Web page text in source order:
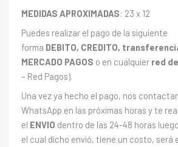
MEDIDAS APROXIMADAS: 23 x 12
Puedes realizar el pago de la siguiente
forma DEBITO, CREDITO,
MERCADO PAGOS o en cualquier red
– Red Pagos).
Una vez ya hecho el pago, nos
WhatsApp en las próximas horas y te
el ENVIO dentro de las 24-48 horas
el cual dicho envió, tiene un costo, será